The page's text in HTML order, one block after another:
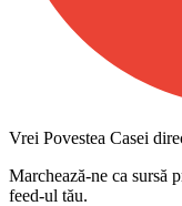
Vrei Povestea Casei
Marchează-ne ca sursă
feed-ul tău.